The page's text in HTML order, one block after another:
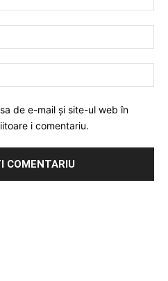
de e-mail și site-ul web în
i comentariu.